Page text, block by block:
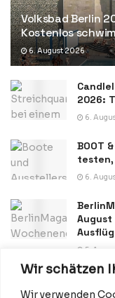
Wir schätzen
Wir verwenden
Volksbad Berlin
Kostenlos
6. August 2026
2026:
6.
BOOT
testen,
6.
5.